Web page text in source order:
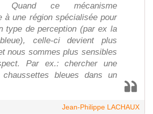
Quand ce mécanisme
à une région spécialisée pour
type de perception (par ex la
celle-ci devient plus
nous sommes plus sensibles
Par ex.: chercher une
bleues dans un
Jean-Philippe LACHAUX